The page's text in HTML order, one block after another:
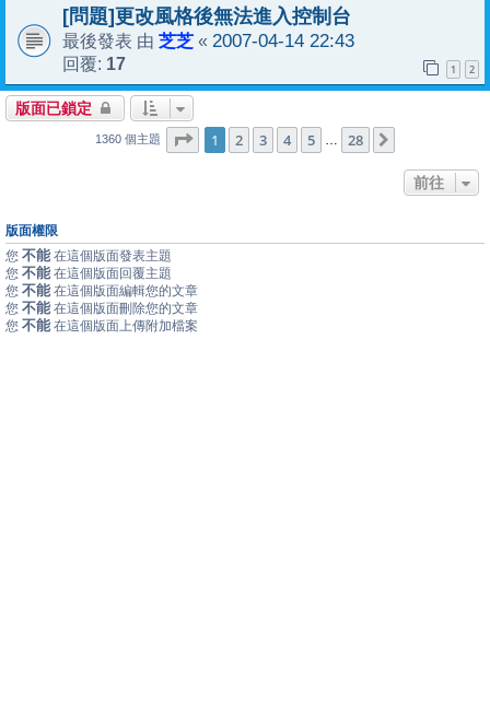
[問題]更改風格後無法進入控制台
最後發表 由 芝芝 « 2007-04-14 22:43
回覆: 17 1 2
版面已鎖定
1360 個主題 第1 頁 (共 28頁)
1 2 3 4 5 28
前往
版面權限
您 不能 在這個版面發表主題
您 不能 在這個版面回覆主題
您 不能 在這個版面編輯您的文章
您 不能 在這個版面刪除您的文章
您 不能 在這個版面上傳附加檔案